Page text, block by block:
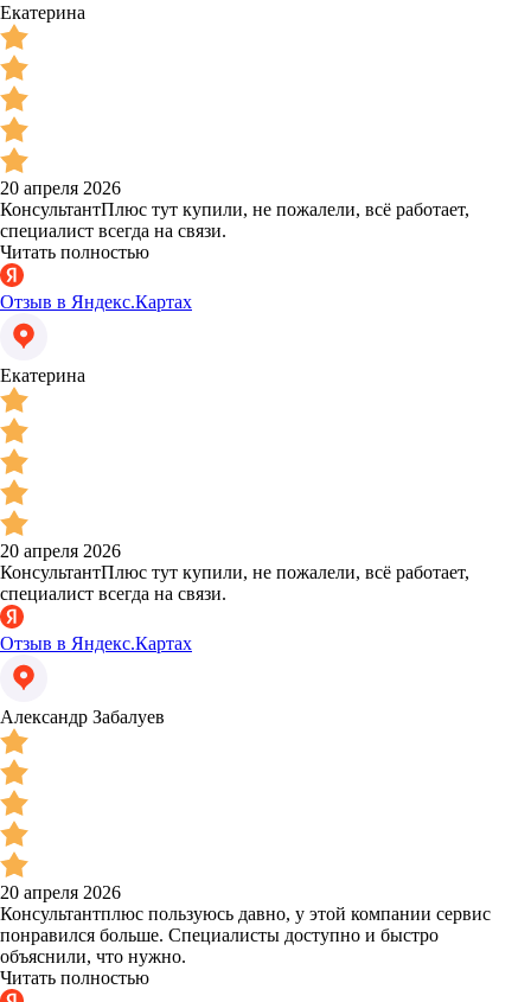
Екатерина
20 апреля 2026
КонсультантПлюс тут купили, не пожалели, всё работает,
специалист всегда на связи.
Читать полностью
Отзыв в Яндекс.Картах
Екатерина
20 апреля 2026
КонсультантПлюс тут купили, не пожалели, всё работает,
специалист всегда на связи.
Отзыв в Яндекс.Картах
Александр Забалуев
20 апреля 2026
Консультантплюс пользуюсь давно, у этой компании сервис
понравился больше. Специалисты доступно и быстро
объяснили, что нужно.
Читать полностью